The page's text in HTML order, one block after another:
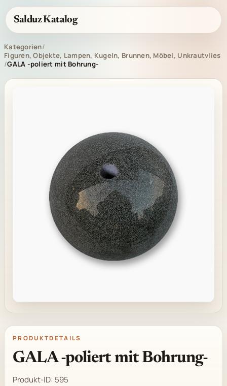
Salduz Katalog
Kategorien/
Figuren, Objekte, Lampen, Kugeln, Brunnen, Möbel, Unkrautvlies
/GALA -poliert mit Bohrung-
PRODUKTDETAILS
GALA -poliert mit Bohrung-
Produkt-ID: 595